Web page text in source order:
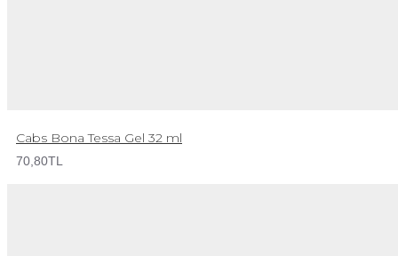
Cabs Bona Tessa Gel 32 ml
70,80TL